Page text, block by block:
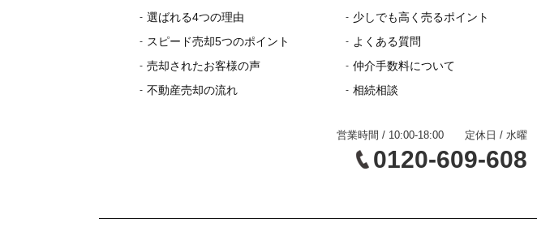
選ばれる4つの理由
スピード売却5つのポイント
売却されたお客様の声
不動産売却の流れ
少しでも高く売るポイント
よくある質問
仲介手数料について
相続相談
営業時間 / 10:00-18:00 定休日 / 水曜
0120-609-608